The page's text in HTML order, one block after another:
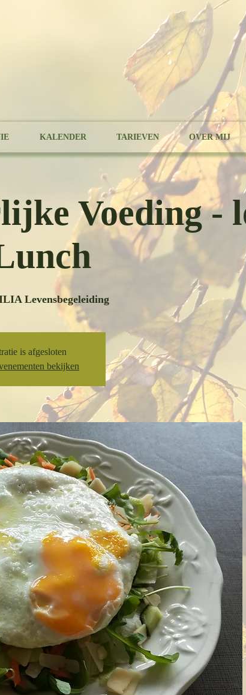
KALENDER TARIEVEN OVER MIJ
Voeding -
Levensbegeleiding
is afgesloten
bekijken